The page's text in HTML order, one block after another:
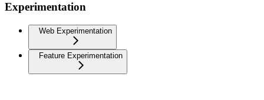
Experimentation
Web Experimentation
Feature Experimentation